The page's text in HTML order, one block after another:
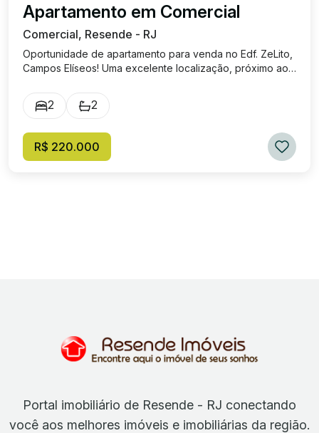
Apartamento em Comercial
Comercial, Resende - RJ
Oportunidade de apartamento para venda no Edf. ZeLito,
Campos Elíseos! Uma excelente localização, próximo ao
quarto andar, apartamento de 2 quartos, 2 banheiros,
sala, cozinha americana com bancada, área de serviço e
aproximadamente 560 reais.
2 2
R$ 220.000
Portal imobiliário de Resende - RJ conectando
você aos melhores imóveis e imobiliárias da região.